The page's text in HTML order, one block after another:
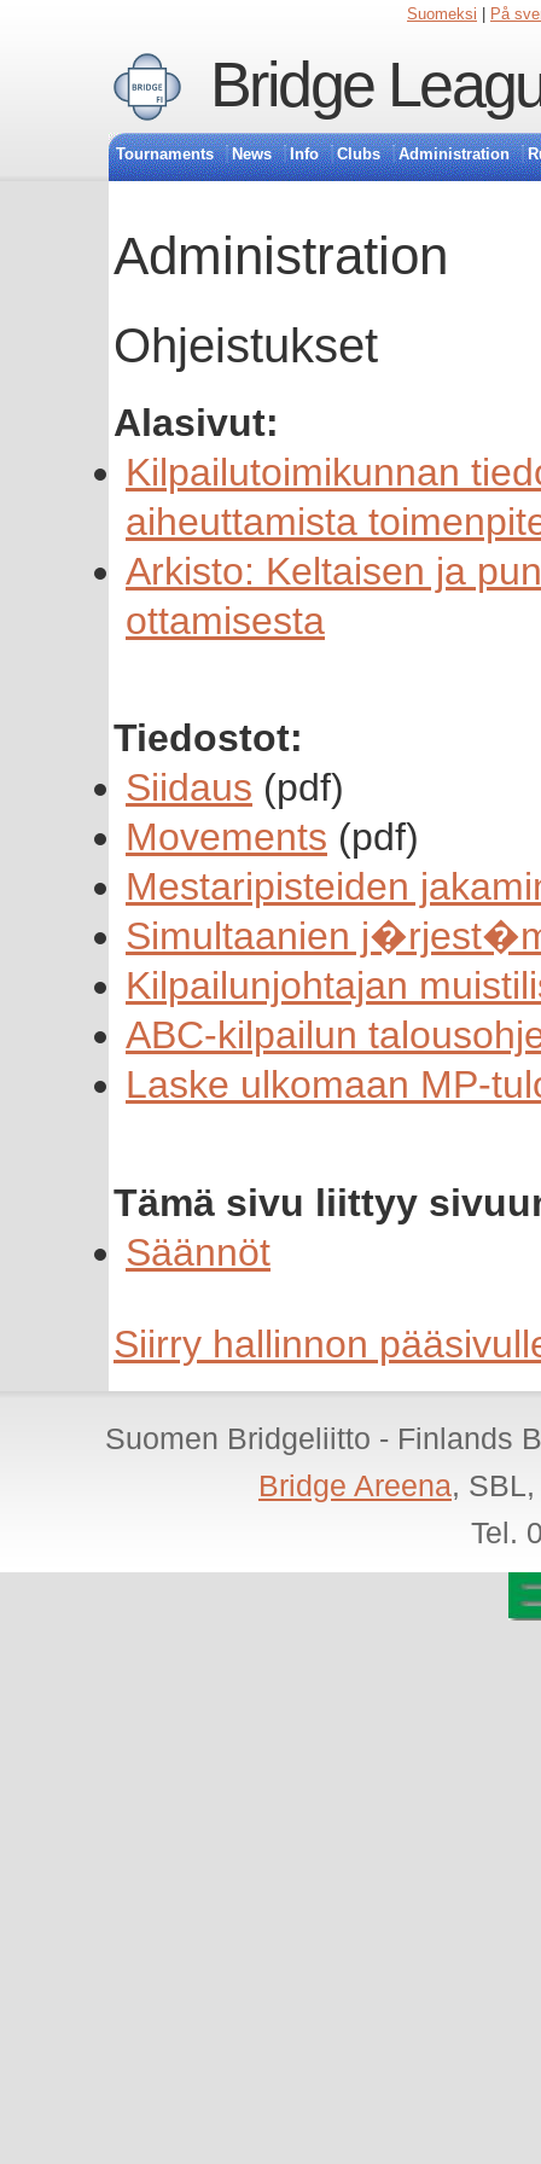
Suomeksi På
Bridge
Tournaments News Info Clubs Administration
Administration
Ohjeistukset
Alasivut:
Kilpailutoimikunnan
aiheuttamista
Arkisto: Keltaisen ja
ottamisesta
Tiedostot:
Siidaus (pdf)
Movements (pdf)
Mestaripisteiden
Simultaanien
Kilpailunjohtajan
ABC-kilpailun
Laske ulkomaan MP-
Tämä sivu liittyy
Säännöt
Siirry hallinnon
Suomen Bridgeliitto - Finlands
Bridge Areena,
Tel.